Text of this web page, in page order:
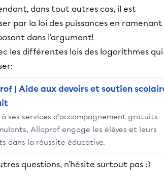
dans tout autres cas, il est
par la loi des puissances en ramenant
dans l'argument!
les différentes lois des logarithmes qui
| Aide aux devoirs et soutien
ses services d’accompagnement gratuits
Alloprof engage les élèves et leurs
dans la réussite éducative.
questions, n'hésite surtout pas :)